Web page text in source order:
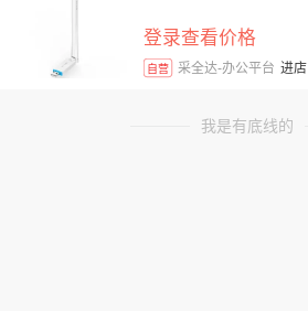
登录查看价格
自营 采全达-办公平台 进店
我是有底线的